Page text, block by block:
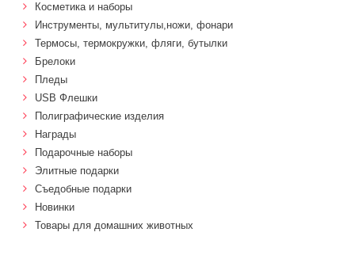
Косметика и наборы
Инструменты, мультитулы,ножи, фонари
Термосы, термокружки, фляги, бутылки
Брелоки
Пледы
USB Флешки
Полиграфические изделия
Награды
Подарочные наборы
Элитные подарки
Cъедобные подарки
Новинки
Товары для домашних животных